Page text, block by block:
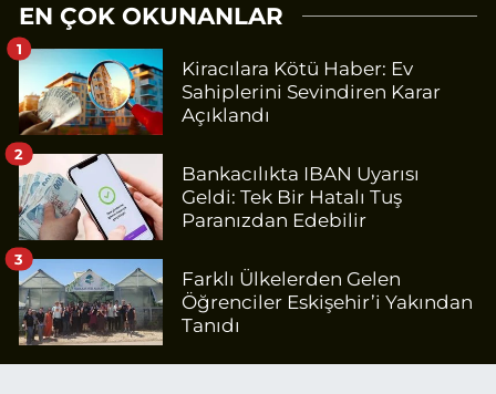
EN ÇOK OKUNANLAR
Kiracılara Kötü Haber: Ev
Sahiplerini Sevindiren Karar
Açıklandı
1
Bankacılıkta IBAN Uyarısı
Geldi: Tek Bir Hatalı Tuş
Paranızdan Edebilir
2
Farklı Ülkelerden Gelen
Öğrenciler Eskişehir’i Yakından
Tanıdı
3